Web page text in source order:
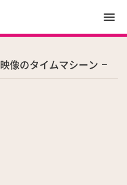
映像のタイムマシーン